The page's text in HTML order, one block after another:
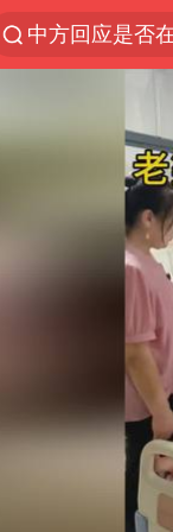
中方回应是否
宇树科技发行
看守所辅警收
宇树科技王兴
五粮液渠道价
CIA被曝已秘
U17国足1分钟
泰国一女公务
法国下周开始
村民谈“梅姨”
“深圳地面沉